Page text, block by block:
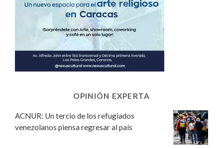
OPINIÓN EXPERTA
ACNUR: Un tercio de los refugiados
venezolanos piensa regresar al país